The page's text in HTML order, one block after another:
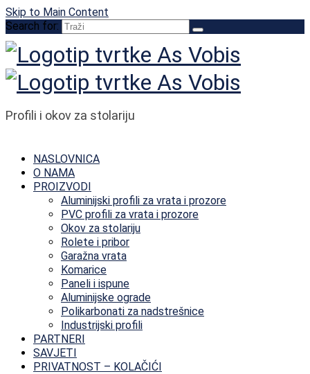
Skip to Main Content
Search for:
Profili i okov za stolariju
NASLOVNICA
O NAMA
PROIZVODI
Aluminijski profili za vrata i prozore
PVC profili za vrata i prozore
Okov za stolariju
Rolete i pribor
Garažna vrata
Komarice
Paneli i ispune
Aluminijske ograde
Polikarbonati za nadstrešnice
Industrijski profili
PARTNERI
SAVJETI
PRIVATNOST – KOLAČIĆI